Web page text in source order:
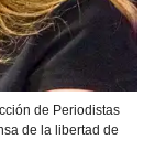
de Periodistas
de la libertad de